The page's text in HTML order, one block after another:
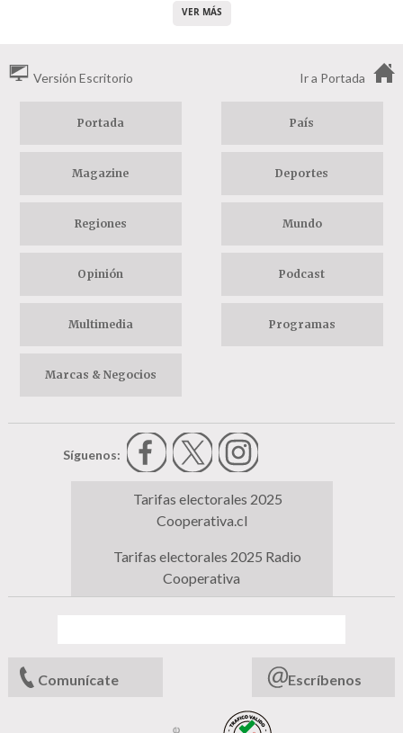
VER MÁS
Versión Escritorio Ir a Portada
Portada País
Magazine Deportes
Regiones Mundo
Opinión Podcast
Multimedia Programas
Marcas & Negocios
Síguenos:
Tarifas electorales 2025
Cooperativa.cl
Tarifas electorales 2025 Radio
Cooperativa
Comunícate Escríbenos